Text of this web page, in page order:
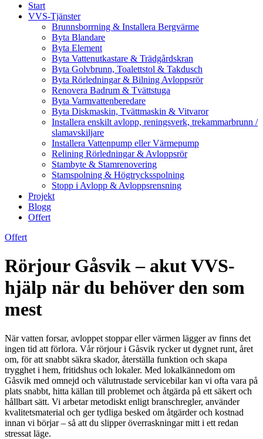
Start
VVS-Tjänster
Brunnsborrning & Installera Bergvärme
Byta Blandare
Byta Element
Byta Vattenutkastare & Trädgårdskran
Byta Golvbrunn, Toalettstol & Takdusch
Byta Rörledningar & Bilning Avloppsrör
Renovera Badrum & Tvättstuga
Byta Varmvattenberedare
Byta Diskmaskin, Tvättmaskin & Vitvaror
Installera enskilt avlopp, reningsverk, trekammarbrunn /
slamavskiljare
Installera Vattenpump eller Värmepump
Relining Rörledningar & Avloppsrör
Stambyte & Stamrenovering
Stamspolning & Högtrycksspolning
Stopp i Avlopp & Avloppsrensning
Projekt
Blogg
Offert
Offert
Rörjour Gåsvik – akut VVS-
hjälp när du behöver den som
mest
När vatten forsar, avloppet stoppar eller värmen lägger av finns det
ingen tid att förlora. Vår rörjour i Gåsvik rycker ut dygnet runt, året
om, för att snabbt säkra skador, återställa funktion och skapa
trygghet i hem, fritidshus och lokaler. Med lokalkännedom om
Gåsvik med omnejd och välutrustade servicebilar kan vi ofta vara på
plats snabbt, hitta källan till problemet och åtgärda på ett säkert och
hållbart sätt. Vi arbetar metodiskt enligt branschregler, använder
kvalitetsmaterial och ger tydliga besked om åtgärder och kostnad
innan vi börjar – så att du slipper överraskningar mitt i ett redan
stressat läge.